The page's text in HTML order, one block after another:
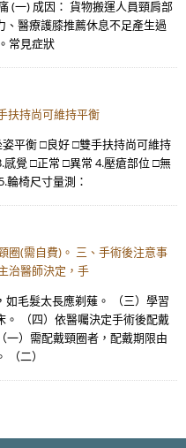
(一) 成因： 貨物搬運人員頸肩部
醫療護膝推薦休息不足產生過
常見症狀
扶持尚可維持平衡
平衡 □良好 □雙手扶持尚可維持
覺 □正常 □異常 4.壓瘡部位 □無
輪椅尺寸量測：
圈(需自費)。 三、手術後注意事
治醫師決定，手
如毛髮太長應剃薙。 （三）學習
（四）依醫囑決定手術後配戴
一）需配戴頸圈者，配戴期限由
二）